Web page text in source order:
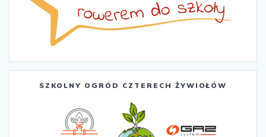
SZKOLNY OGRÓD CZTERECH ŻYWIOŁÓW